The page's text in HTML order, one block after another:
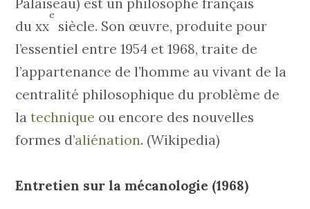
duxx
e
siècle. Son œuvre, produite pour
l’essentiel entre 1954 et 1968, traite de
l’appartenance de l’homme au vivant de la
centralité philosophique du problème de
latechnique ou encore des nouvelles
formes d’aliénation. (Wikipedia)
Entretien sur la mécanologie (1968)